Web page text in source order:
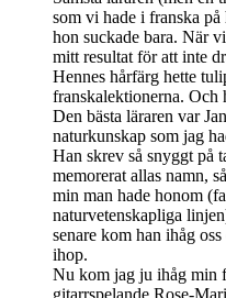
som vi hade i franska
hon suckade bara. När
mitt resultat för att inte
Hennes hårfärg hette
franskalektionerna. Och
Den bästa läraren var
naturkunskap som jag
Han skrev så snyggt på
memorerat allas namn,
min man hade honom
naturvetenskapliga
senare kom han ihåg
ihop.
Nu kom jag ju ihåg min
gitarrspelande Rose-